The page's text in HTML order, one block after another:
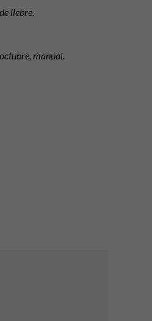
llebre.
manual.